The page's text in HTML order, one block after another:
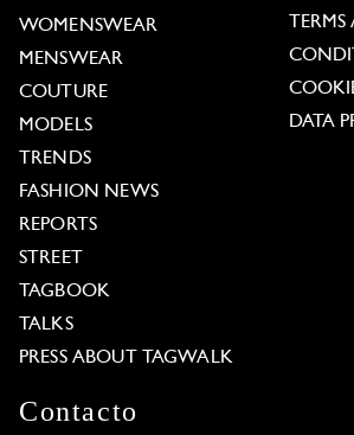
WOMENSWEAR
MENSWEAR
COUTURE
MODELS
TRENDS
FASHION NEWS
REPORTS
STREET
TAGBOOK
TALKS
PRESS ABOUT TAGWALK
DATA
Contacto